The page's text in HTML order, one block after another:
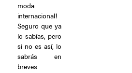
moda
internacional!
Seguro que ya
lo sabías, pero
si no es así, lo
sabrás en
breves